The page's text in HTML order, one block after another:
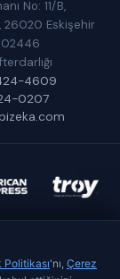
No: 11/B,
26020 Eskişehir
4609
0207
'nı, Çerez